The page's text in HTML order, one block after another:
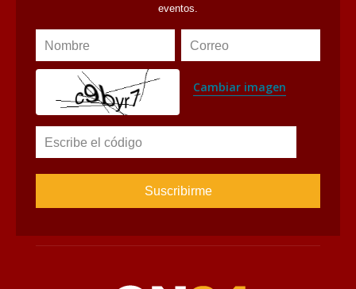
eventos.
Nombre Correo
Cambiar imagen
Escribe el código